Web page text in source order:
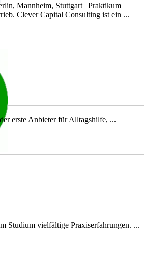
Mannheim, Stuttgart | Praktikum
Clever Capital Consulting ist ein ...
erste Anbieter für Alltagshilfe, ...
Studium vielfältige Praxiserfahrungen. ...